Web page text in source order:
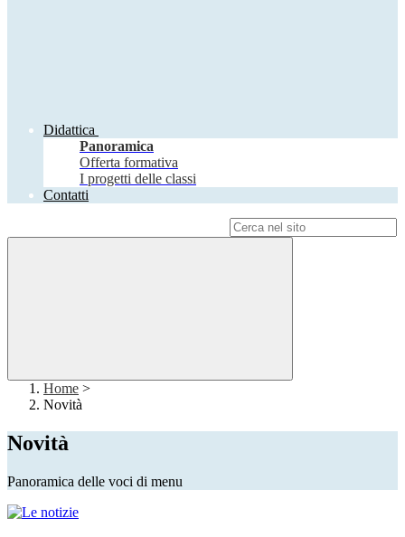
Didattica
Panoramica
Offerta formativa
I progetti delle classi
Contatti
Home >
Novità
Novità
Panoramica delle voci di menu